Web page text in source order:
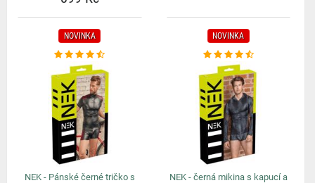
NOVINKA
NEK - Pánské černé tričko s
NOVINKA
NEK - černá mikina s kapucí a